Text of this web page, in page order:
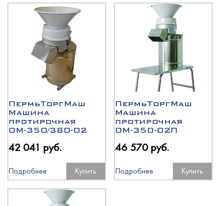
ПермьТоргМаш
Машина
протирочная
ОМ-350/380-02
42 041 руб.
Подробнее Купить
ПермьТоргМаш
Машина
протирочная
ОМ-350-02П
46 570 руб.
Подробнее Купить